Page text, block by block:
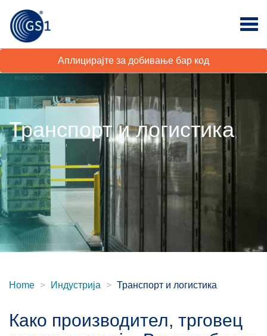
Аплицирајте за добивање бар код
Транспорт и логистика
Home Индустрија Транспорт и логистика
Како производител, трговец